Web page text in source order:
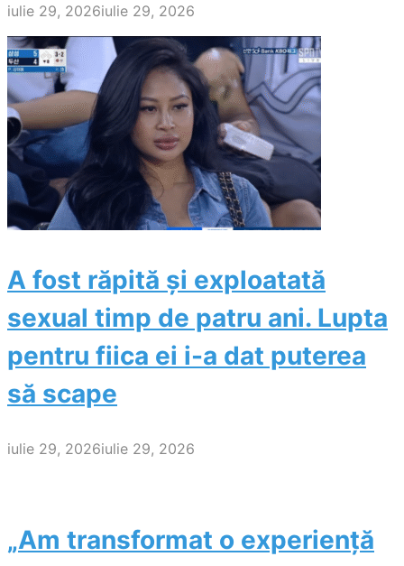
iulie 29, 2026iulie 29, 2026
A fost răpită și exploatată
sexual timp de patru ani. Lupta
pentru fiica ei i-a dat puterea
să scape
iulie 29, 2026iulie 29, 2026
„Am transformat o experiență